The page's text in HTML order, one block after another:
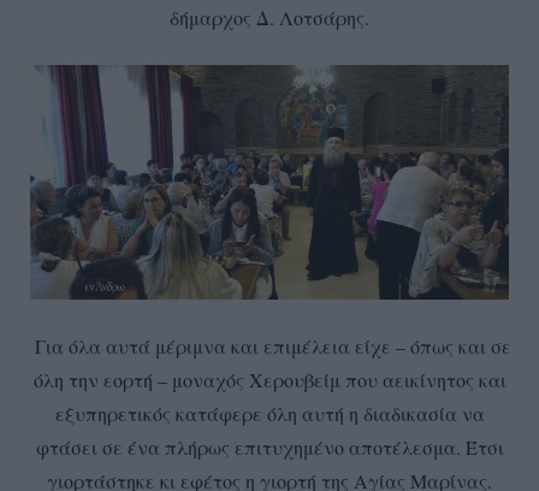
δήμαρχος Δ. Λοτσάρης.
Για όλα αυτά μέριμνα και επιμέλεια είχε – όπως και σε
όλη την εορτή – μοναχός Χερουβείμ που αεικίνητος και
εξυπηρετικός κατάφερε όλη αυτή η διαδικασία να
φτάσει σε ένα πλήρως επιτυχημένο αποτέλεσμα. Έτσι
γιορτάστηκε κι εφέτος η γιορτή της Αγίας Μαρίνας.